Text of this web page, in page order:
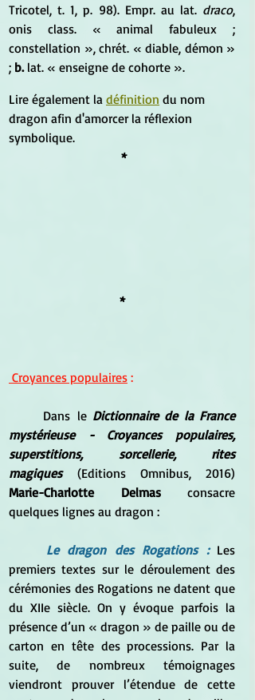
Tricotel, t. 1, p. 98). Empr. au lat. draco,
onis class. « animal fabuleux ;
constellation », chrét. « diable, démon »
; b. lat. « enseigne de cohorte ».
Lire également la définition du nom
dragon afin d'amorcer la réflexion
symbolique.
*
*
Croyances populaires :
Dans le Dictionnaire de la France
mystérieuse - Croyances populaires,
superstitions, sorcellerie, rites
magiques
Marie-Charlotte Delmas consacre
quelques lignes au dragon :
Le dragon des Rogations : Les
premiers textes sur le déroulement des
cérémonies des Rogations ne datent que
du XIIe siècle. On y évoque parfois la
présence d’un « dragon » de paille ou de
carton en tête des processions. Par la
suite, de nombreux témoignages
viendront prouver l’étendue de cette